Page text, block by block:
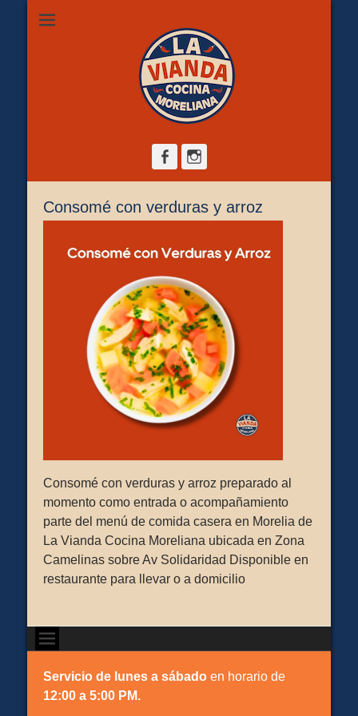
La Vianda Cocina
Moreliana |
Comida casera en
Camelinas sobre Ezequiel Calderón #30 esquina Av. Solidaridad.
Servicio para comer aquí, llevar o pedir a domicilio.
FacebookInstagram
Consomé con verduras y arroz
Consomé con verduras y arroz preparado al
momento como entrada o acompañamiento
parte del menú de comida casera en Morelia de
La Vianda Cocina Moreliana ubicada en Zona
Camelinas sobre Av Solidaridad Disponible en
restaurante para llevar o a domicilio
Servicio de lunes a sábado en horario de
12:00 a 5:00 PM.